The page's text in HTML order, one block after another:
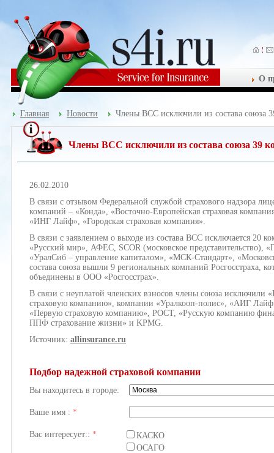
О
Главная Новости Члены ВСС исключили из состава союза
Члены ВСС исключили из состава союза 39
26.02.2010
В связи с отзывом Федеральной службой страхового надзора
компаний – «Конда», «Восточно-Европейская страховая
«ИНГ Лайф», «Городская страховая компания».
В связи с заявлением о выходе из состава ВСС исключается
«Русский мир», АФЕС, SCOR (московское представительство),
«УралСиб – управление капиталом», «МСК-Стандарт»,
состава союза вышли 9 региональных компаний Росгосстраха,
объединены в ООО «Росгосстрах».
В связи с неуплатой членских взносов члены союза
страховую компанию», компании «Уралкооп-полис», «АИГ
«Первую страховую компанию», РОСТ, «Русскую компанию
ППФ страхование жизни» и KPMG.
Источник: allinsurance.ru
Подбор надежной страховой компании
Вы находитесь в городе:
Ваше имя : *
Вас интересует:: *
КАСКО
ОСАГО